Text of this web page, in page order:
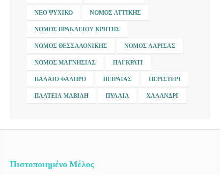
ΝΈΟ ΨΥΧΙΚΌ ΝΟΜΌΣ ΑΤΤΙΚΉΣ
ΝΟΜΌΣ ΗΡΑΚΛΕΊΟΥ ΚΡΉΤΗΣ
ΝΟΜΌΣ ΘΕΣΣΑΛΟΝΊΚΗΣ ΝΟΜΌΣ ΛΆΡΙΣΑΣ
ΝΟΜΌΣ ΜΑΓΝΗΣΊΑΣ ΠΑΓΚΡΆΤΙ
ΠΑΛΑΙΌ ΦΆΛΗΡΟ ΠΕΙΡΑΙΆΣ ΠΕΡΙΣΤΈΡΙ
ΠΛΑΤΕΊΑ ΜΑΒΊΛΗ ΠΥΛΑΊΑ ΧΑΛΆΝΔΡΙ
Πιστοποιημένο Μέλος